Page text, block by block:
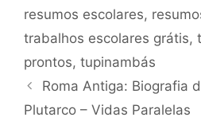
resumos escolares,
trabalhos escolares grátis,
prontos, tupinambás
Roma Antiga: Biografia
Plutarco – Vidas Paralelas